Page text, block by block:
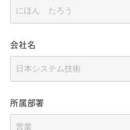
会社名
所属部署